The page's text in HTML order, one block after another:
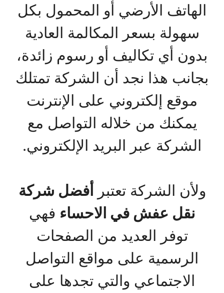
الهاتف الأرضي أو المحمول بكل
سهولة بسعر المكالمة العادية
بدون أي تكاليف أو رسوم زائدة،
بجانب هذا نجد أن الشركة تمتلك
موقع إلكتروني على الإنترنت
يمكنك من خلاله التواصل مع
الشركة عبر البريد الإلكتروني.
ولأن الشركة تعتبرأفضل شركة
نقل عفش في الاحساء فهي
توفر العديد من الصفحات
الرسمية على مواقع التواصل
الاجتماعي والتي تجدها على